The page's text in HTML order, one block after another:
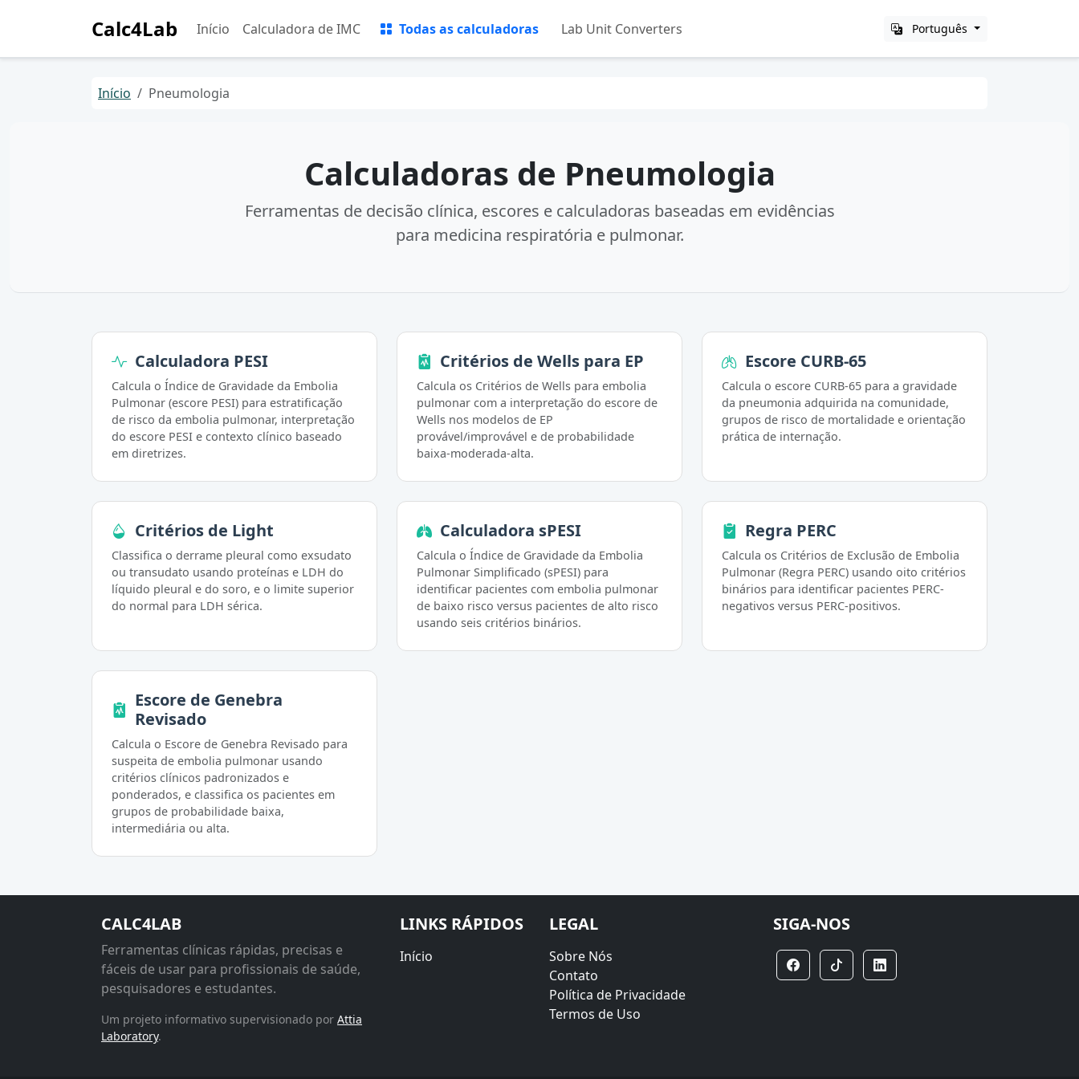
Calc4Lab Português
Início Calculadora de IMC Todas as calculadoras Lab Unit Converters
Início Pneumologia
Calculadoras de Pneumologia
Ferramentas de decisão clínica, escores e calculadoras baseadas em evidências
para medicina respiratória e pulmonar.
Calculadora PESI
Calcula o Índice de Gravidade da Embolia
Pulmonar (escore PESI) para estratificação
de risco da embolia pulmonar, interpretação
do escore PESI e contexto clínico baseado
em diretrizes.
Critérios de Wells para EP
Calcula os Critérios de Wells para embolia
pulmonar com a interpretação do escore de
Wells nos modelos de EP
provável/improvável e de probabilidade
baixa-moderada-alta.
Escore CURB-65
Calcula o escore CURB-65 para a gravidade
da pneumonia adquirida na comunidade,
grupos de risco de mortalidade e orientação
prática de internação.
Critérios de Light
Classifica o derrame pleural como exsudato
ou transudato usando proteínas e LDH do
líquido pleural e do soro, e o limite superior
do normal para LDH sérica.
Calculadora sPESI
Calcula o Índice de Gravidade da Embolia
Pulmonar Simplificado (sPESI) para
identificar pacientes com embolia pulmonar
de baixo risco versus pacientes de alto risco
usando seis critérios binários.
Regra PERC
Calcula os Critérios de Exclusão de Embolia
Pulmonar (Regra PERC) usando oito critérios
binários para identificar pacientes PERC-
negativos versus PERC-positivos.
Escore de Genebra
Revisado
Calcula o Escore de Genebra Revisado para
suspeita de embolia pulmonar usando
critérios clínicos padronizados e
ponderados, e classifica os pacientes em
grupos de probabilidade baixa,
intermediária ou alta.
CALC4LAB
Ferramentas clínicas rápidas, precisas e
fáceis de usar para profissionais de saúde,
pesquisadores e estudantes.
Um projeto informativo supervisionado por Attia
Laboratory.
LINKS RÁPIDOS
Início
LEGAL
Sobre Nós
Contato
Política de Privacidade
Termos de Uso
SIGA-NOS